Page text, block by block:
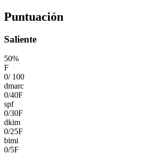
Puntuación
Saliente
50%
F
0/ 100
dmarc
0/40F
spf
0/30F
dkim
0/25F
bimi
0/5F